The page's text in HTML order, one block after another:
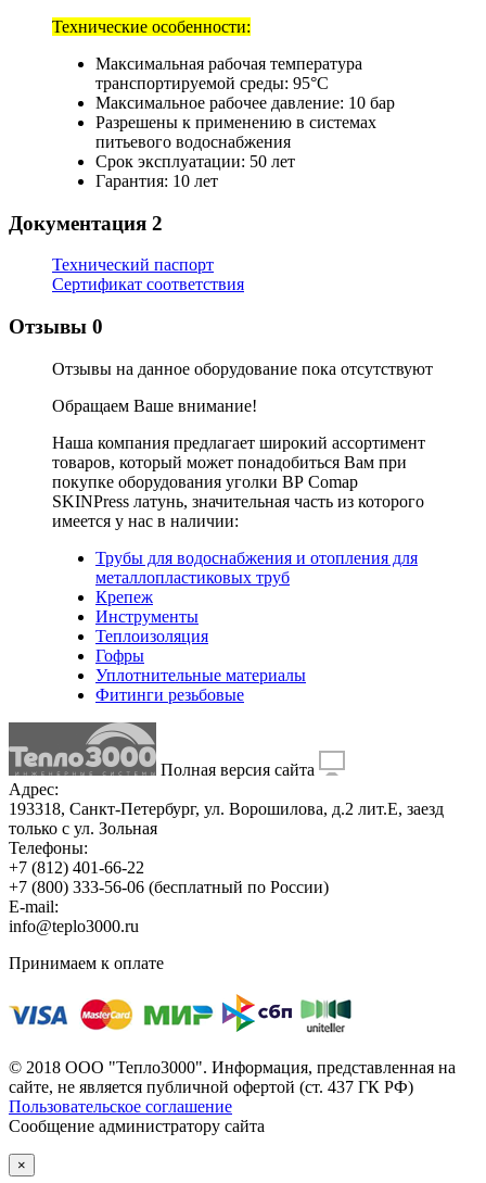
Технические особенности:
Максимальная рабочая температура
транспортируемой среды: 95°С
Максимальное рабочее давление: 10 бар
Разрешены к применению в системах
питьевого водоснабжения
Срок эксплуатации: 50 лет
Гарантия: 10 лет
Документация 2
Технический паспорт
Сертификат соответствия
Отзывы 0
Отзывы на данное оборудование пока отсутствуют
Обращаем Ваше внимание!
Наша компания предлагает широкий ассортимент
товаров, который может понадобиться Вам при
покупке оборудования уголки ВР Comap
SKINPress латунь, значительная часть из которого
имеется у нас в наличии:
Трубы для водоснабжения и отопления для
металлопластиковых труб
Крепеж
Инструменты
Теплоизоляция
Гофры
Уплотнительные материалы
Фитинги резьбовые
Полная версия сайта
Адрес:
193318, Санкт-Петербург, ул. Ворошилова, д.2 лит.Е, заезд
только с ул. Зольная
Телефоны:
+7 (812) 401-66-22
+7 (800) 333-56-06 (бесплатный по России)
E-mail:
info@teplo3000.ru
Принимаем к оплате
© 2018 ООО "Тепло3000". Информация, представленная на
сайте, не является публичной офертой (ст. 437 ГК РФ)
Пользовательское соглашение
Сообщение администратору сайта
×